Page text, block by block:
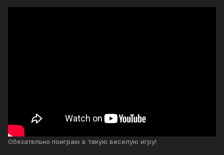
Обязательно поиграю в такую веселую игру!